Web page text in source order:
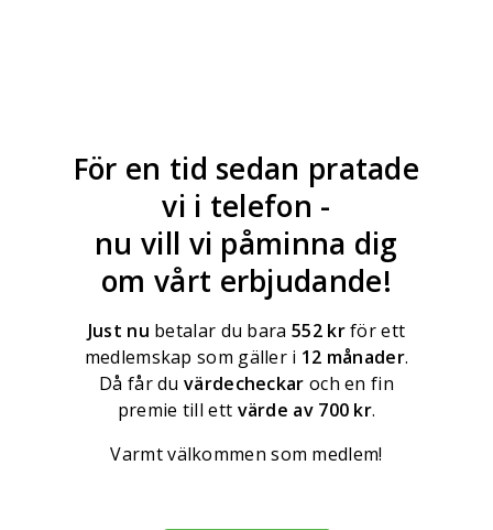
För en tid sedan pratade
vi i telefon -
nu vill vi påminna dig
om vårt erbjudande!
Just nu betalar du bara 552 krför ett
medlemskap som gäller i 12 månader.
Då får duvärdecheckar och en fin
premie till ett värde av 700 kr.
Varmt välkommen som medlem!